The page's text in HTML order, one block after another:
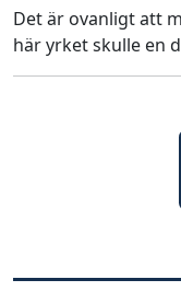
Det är ovanligt att
här yrket skulle en